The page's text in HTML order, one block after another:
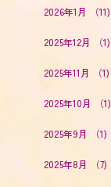
2026年1月 （11)
2025年12月 （1)
2025年11月 （1)
2025年10月 （1)
2025年9月 （1)
2025年8月 （7)